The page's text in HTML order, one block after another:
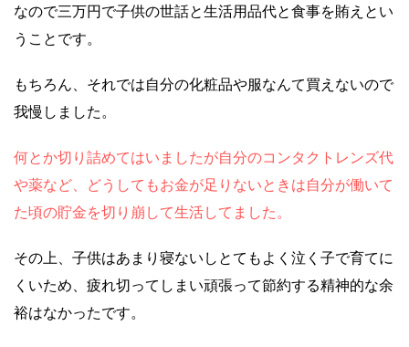
なので三万円で子供の世話と生活用品代と食事を賄えとい
うことです。
もちろん、それでは自分の化粧品や服なんて買えないので
我慢しました。
何とか切り詰めてはいましたが自分のコンタクトレンズ代
や薬など、どうしてもお金が足りないときは自分が働いて
た頃の貯金を切り崩して生活してました。
その上、子供はあまり寝ないしとてもよく泣く子で育てに
くいため、疲れ切ってしまい頑張って節約する精神的な余
裕はなかったです。